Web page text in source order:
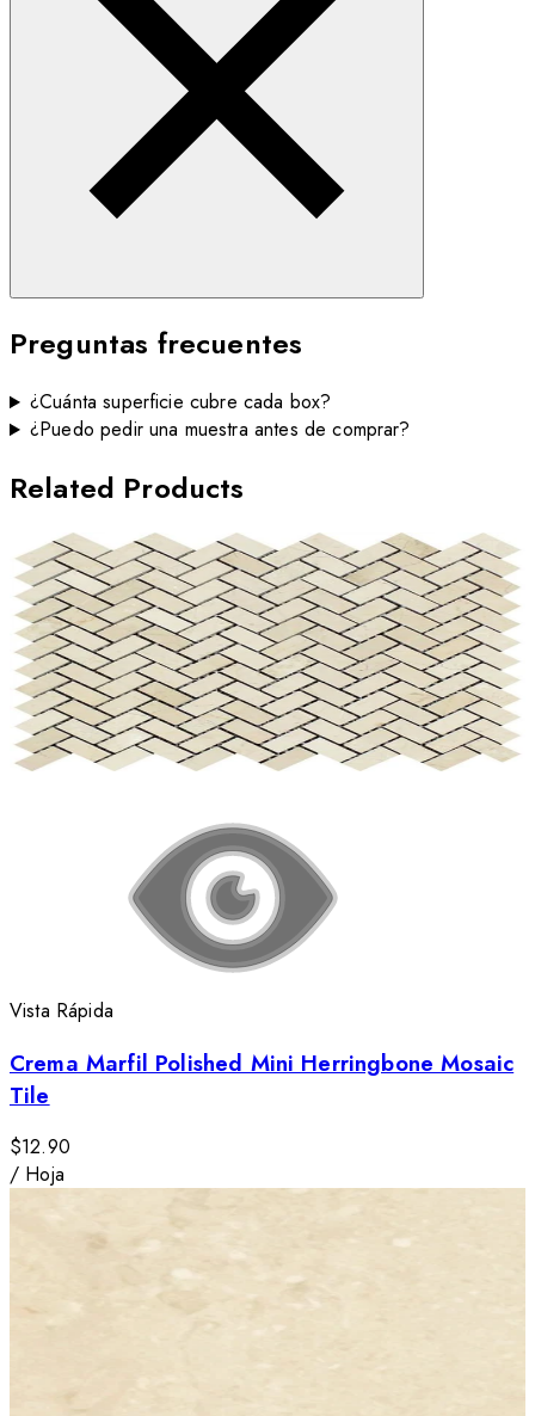
Preguntas frecuentes
¿Cuánta superficie cubre cada box?
¿Puedo pedir una muestra antes de comprar?
Related Products
Vista Rápida
Crema Marfil Polished Mini Herringbone Mosaic
Tile
$12.90
/ Hoja